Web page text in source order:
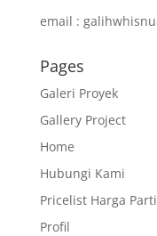
email :
Pages
Galeri Proyek
Gallery Project
Home
Hubungi Kami
Pricelist Harga
Profil